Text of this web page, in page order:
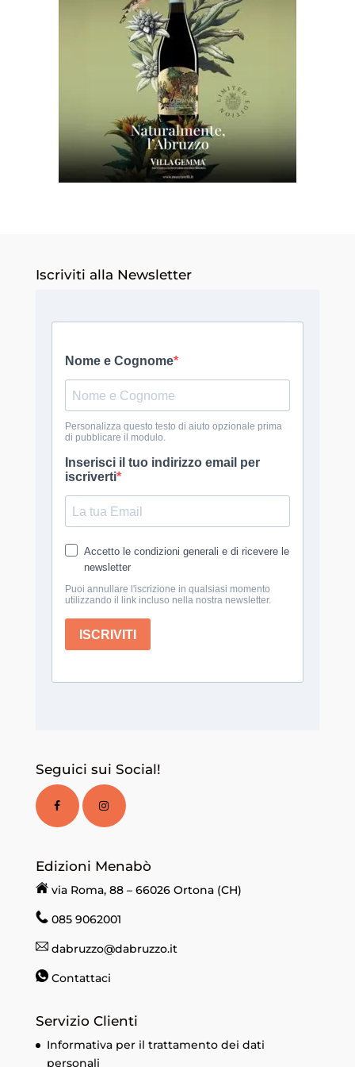
Iscriviti alla Newsletter
Seguici sui Social!
Edizioni Menabò
via Roma, 88 – 66026 Ortona (CH)
085 9062001
dabruzzo@dabruzzo.it
Contattaci
Servizio Clienti
Informativa per il trattamento dei dati
personali